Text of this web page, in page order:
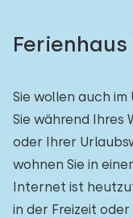
Sie wollen auch
Sie während Ihres
oder Ihrer
wohnen Sie in
Internet ist
in der Freizeit oder